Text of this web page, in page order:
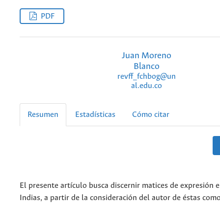
PDF
Juan Moreno
Blanco
revff_fchbog@un
al.edu.co
Resumen Estadísticas Cómo citar
El presente artículo busca discernir matices de expresión
Indias, a partir de la consideración del autor de éstas